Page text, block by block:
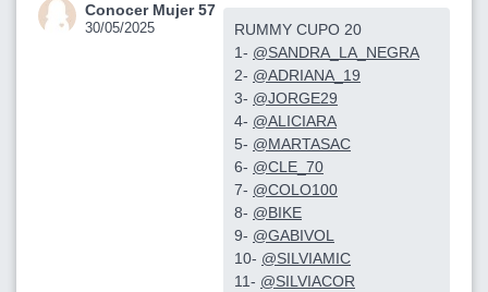
Conocer Mujer 57
30/05/2025
RUMMY CUPO 20
1- @SANDRA_LA_NEGRA
2- @ADRIANA_19
3- @JORGE29
4- @ALICIARA
5- @MARTASAC
6- @CLE_70
7- @COLO100
8- @BIKE
9- @GABIVOL
10- @SILVIAMIC
11- @SILVIACOR